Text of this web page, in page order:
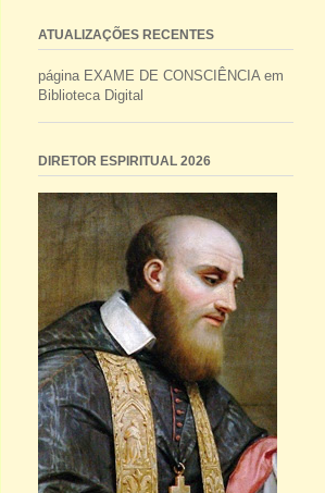
ATUALIZAÇÕES RECENTES
página EXAME DE CONSCIÊNCIA em
Biblioteca Digital
DIRETOR ESPIRITUAL 2026